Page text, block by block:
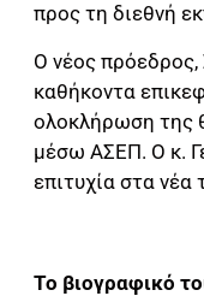
προς τη διεθνή
Ο νέος πρόεδρος,
καθήκοντα
ολοκλήρωση της
μέσω ΑΣΕΠ. Ο κ.
επιτυχία στα νέα
Το βιογραφικό